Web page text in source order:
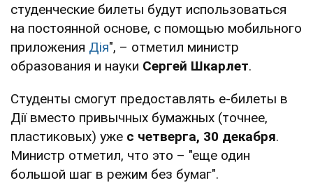
студенческие билеты будут использоваться
на постоянной основе, с помощью мобильного
приложения Дія", – отметил министр
образования и науки Сергей Шкарлет.
Студенты смогут предоставлять е-билеты в
Дії вместо привычных бумажных (точнее,
пластиковых) уже с четверга, 30 декабря.
Министр отметил, что это – "еще один
большой шаг в режим без бумаг".